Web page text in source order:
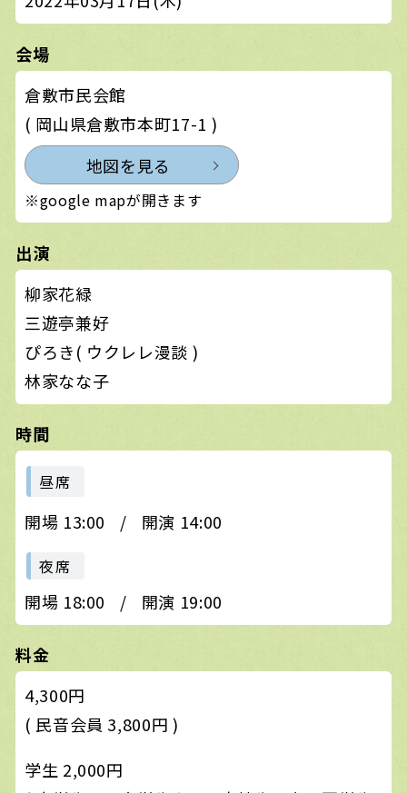
会場
倉敷市民会館
( 岡山県倉敷市本町17-1 )
地図を見る
※google mapが開きます
出演
柳家花緑
三遊亭兼好
ぴろき( ウクレレ漫談 )
林家なな子
時間
昼席
開場 13:00 / 開演 14:00
夜席
開場 18:00 / 開演 19:00
料金
4,300円
( 民音会員 3,800円 )
学生 2,000円